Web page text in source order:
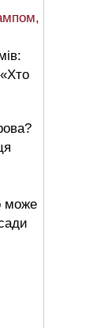
може